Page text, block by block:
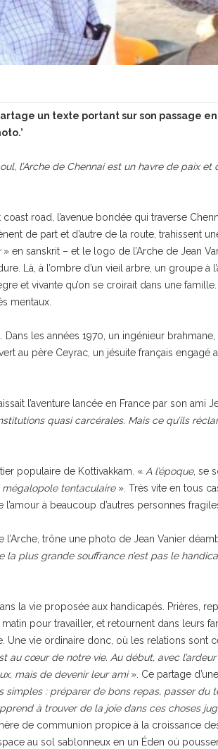
un texte portant sur son passage
l’Arche de Chennai est un havre de paix
road, l’avenue bondée qui traverse
de part et d’autre de la route, trahissent
» en sanskrit – et le logo de l’Arche de Jean
Là, à l’ombre d’un vieil arbre, un groupe à
et vivante qu’on se croirait dans une
mentaux.
les années 1970, un ingénieur brahmane,
au père Ceyrac, un jésuite français
l’aventure lancée en France par son
quasi carcérales. Mais ce qu’ils
populaire de Kottivakkam. « A l’époque, se
mégalopole tentaculaire». Très vite en tous
à beaucoup d’autres personnes
trône une photo de Jean Vanier
la plus grande souffrance n’est pas le
la vie proposée aux handicapés. Prières,
pour travailler, et retournent dans leurs
vie ordinaire donc, où les relations sont
au cœur de notre vie. Au début, avec
mais de devenir leur ami». Ce partage
simples : préparer de bons repas, passer
à trouver de la joie dans ces choses
de communion propice à la croissance
au sol sablonneux en un Éden où